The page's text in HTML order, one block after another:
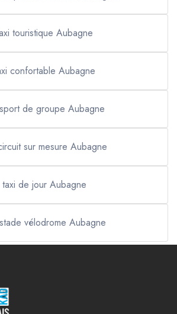
touristique Aubagne
confortable Aubagne
de groupe Aubagne
sur mesure Aubagne
taxi de jour Aubagne
vélodrome Aubagne